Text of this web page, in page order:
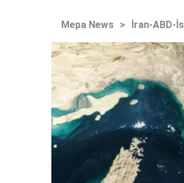
Mepa News > İran-ABD-